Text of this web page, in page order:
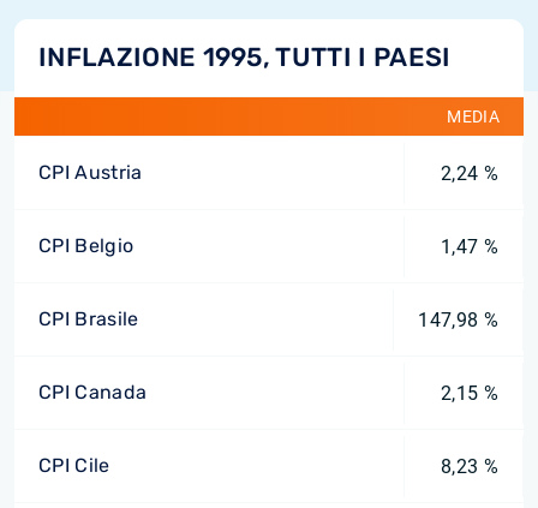
INFLAZIONE 1995, TUTTI I PAESI
MEDIA
CPI Austria 2,24 %
CPI Belgio 1,47 %
CPI Brasile 147,98 %
CPI Canada 2,15 %
CPI Cile 8,23 %